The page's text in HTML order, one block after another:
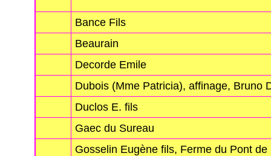
Bance Fils
Beaurain
Decorde Emile
Dubois (Mme Patricia), affinage, Bruno
Duclos E. fils
Gaec du Sureau
Gosselin Eugène fils, Ferme du Pont de